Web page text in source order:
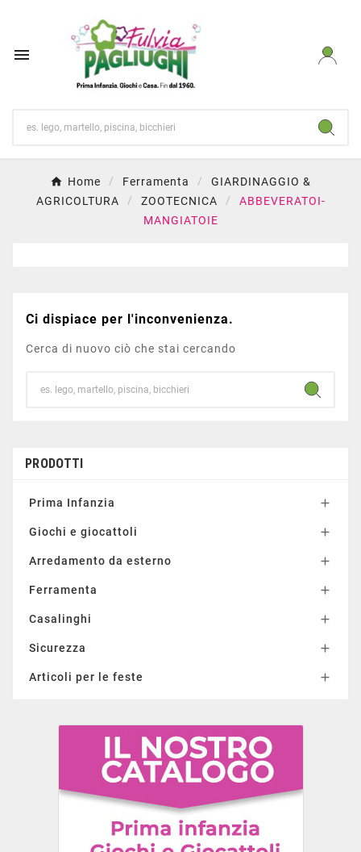

Home Ferramenta
GIARDINAGGIO &
AGRICOLTURA
ZOOTECNICA
ABBEVERATOI-
MANGIATOIE
Ci dispiace per l'inconvenienza.
Cerca di nuovo ciò che stai cercando
PRODOTTI
Prima Infanzia 
Giochi e giocattoli 
Arredamento da esterno 
Ferramenta 
Casalinghi 
Sicurezza 
Articoli per le feste 